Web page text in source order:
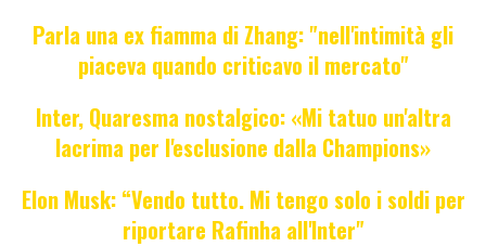
Parla una ex fiamma di Zhang: "nell'intimità gli
piaceva quando criticavo il mercato"
Inter, Quaresma nostalgico: «Mi tatuo un'altra
lacrima per l'esclusione dalla Champions»
Elon Musk: “Vendo tutto. Mi tengo solo i soldi per
riportare Rafinha all'Inter"